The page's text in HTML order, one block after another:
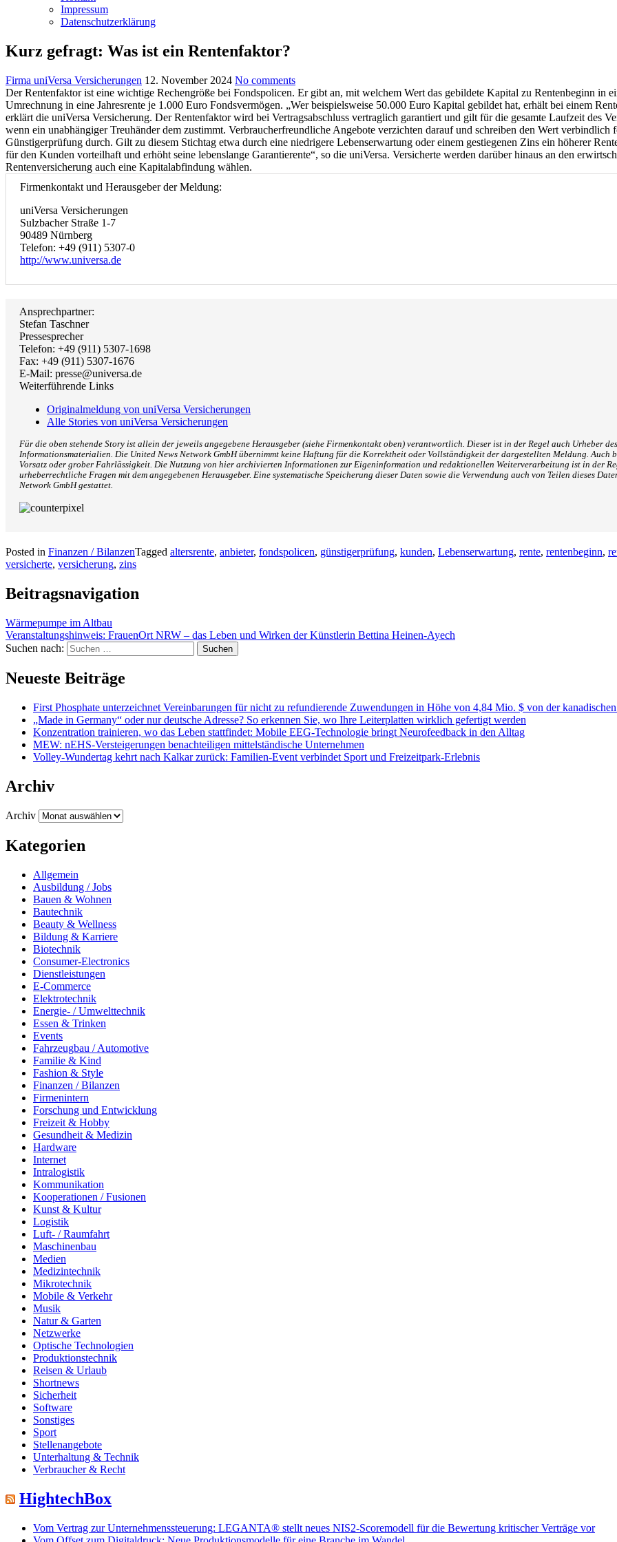
Impressum
Datenschutzerklärung
Kurz gefragt: Was ist ein Rentenfaktor?
Firma uniVersa Versicherungen 12. November 2024 No comments
Der Rentenfaktor ist eine wichtige Rechengröße bei Fondspolicen. Er gibt an, mit welchem Wert das gebildete Kapital zu Rentenbeginn in
Umrechnung in eine Jahresrente je 1.000 Euro Fondsvermögen. „Wer beispielsweise 50.000 Euro Kapital gebildet hat, erhält bei einem
erklärt die uniVersa Versicherung. Der Rentenfaktor wird bei Vertragsabschluss vertraglich garantiert und gilt für die gesamte Laufzeit des
wenn ein unabhängiger Treuhänder dem zustimmt. Verbraucherfreundliche Angebote verzichten darauf und schreiben den Wert
Günstigerprüfung durch. Gilt zu diesem Stichtag etwa durch eine niedrigere Lebenserwartung oder einem gestiegenen Zins ein höherer
für den Kunden vorteilhaft und erhöht seine lebenslange Garantierente“, so die uniVersa. Versicherte werden darüber hinaus an den
Rentenversicherung auch eine Kapitalabfindung wählen.
Firmenkontakt und Herausgeber der Meldung:
uniVersa Versicherungen
Sulzbacher Straße 1-7
90489 Nürnberg
Telefon: +49 (911) 5307-0
http://www.universa.de
Ansprechpartner:
Stefan Taschner
Pressesprecher
Telefon: +49 (911) 5307-1698
Fax: +49 (911) 5307-1676
E-Mail: presse@universa.de
Weiterführende Links
Originalmeldung von uniVersa Versicherungen
Alle Stories von uniVersa Versicherungen
Für die oben stehende Story ist allein der jeweils angegebene Herausgeber (siehe Firmenkontakt oben) verantwortlich. Dieser ist in der Regel auch Urheber
Informationsmaterialien. Die United News Network GmbH übernimmt keine Haftung für die Korrektheit oder Vollständigkeit der dargestellten Meldung.
Vorsatz oder grober Fahrlässigkeit. Die Nutzung von hier archivierten Informationen zur Eigeninformation und redaktionellen Weiterverarbeitung ist in der
urheberrechtliche Fragen mit dem angegebenen Herausgeber. Eine systematische Speicherung dieser Daten sowie die Verwendung auch von Teilen dieses
Network GmbH gestattet.
Posted in Finanzen / BilanzenTagged altersrente, anbieter, fondspolicen, günstigerprüfung, kunden, Lebenserwartung, rente, rentenbeginn,
versicherte, versicherung, zins
Beitragsnavigation
Wärmepumpe im Altbau
Veranstaltungshinweis: FrauenOrt NRW – das Leben und Wirken der Künstlerin Bettina Heinen-Ayech
Suchen nach:
Neueste Beiträge
First Phosphate unterzeichnet Vereinbarungen für nicht zu refundierende Zuwendungen in Höhe von 4,84 Mio. $ von der
„Made in Germany“ oder nur deutsche Adresse? So erkennen Sie, wo Ihre Leiterplatten wirklich gefertigt werden
Konzentration trainieren, wo das Leben stattfindet: Mobile EEG-Technologie bringt Neurofeedback in den Alltag
MEW: nEHS-Versteigerungen benachteiligen mittelständische Unternehmen
Volley-Wundertag kehrt nach Kalkar zurück: Familien-Event verbindet Sport und Freizeitpark-Erlebnis
Archiv
Archiv
Kategorien
Allgemein
Ausbildung / Jobs
Bauen & Wohnen
Bautechnik
Beauty & Wellness
Bildung & Karriere
Biotechnik
Consumer-Electronics
Dienstleistungen
E-Commerce
Elektrotechnik
Energie- / Umwelttechnik
Essen & Trinken
Events
Fahrzeugbau / Automotive
Familie & Kind
Fashion & Style
Finanzen / Bilanzen
Firmenintern
Forschung und Entwicklung
Freizeit & Hobby
Gesundheit & Medizin
Hardware
Internet
Intralogistik
Kommunikation
Kooperationen / Fusionen
Kunst & Kultur
Logistik
Luft- / Raumfahrt
Maschinenbau
Medien
Medizintechnik
Mikrotechnik
Mobile & Verkehr
Musik
Natur & Garten
Netzwerke
Optische Technologien
Produktionstechnik
Reisen & Urlaub
Shortnews
Sicherheit
Software
Sonstiges
Sport
Stellenangebote
Unterhaltung & Technik
Verbraucher & Recht
HightechBox
Vom Vertrag zur Unternehmenssteuerung: LEGANTA® stellt neues NIS2-Scoremodell für die Bewertung kritischer Verträge vor